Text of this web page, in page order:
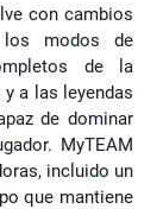
con cambios
los modos de
de la
a las leyendas
de dominar
MyTEAM
incluido un
que mantiene